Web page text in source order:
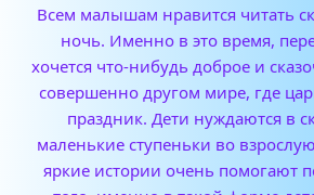
Всем малышам нравится читать
ночь. Именно в это время,
хочется что-нибудь доброе и
совершенно другом мире, где
праздник. Дети нуждаются в
маленькие ступеньки во
яркие истории очень помогают